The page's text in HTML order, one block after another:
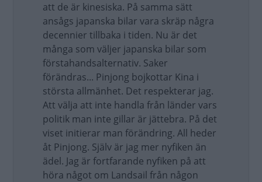
att de är kinesiska. På samma sätt
ansågs japanska bilar vara skräp några
decennier tillbaka i tiden. Nu är det
många som väljer japanska bilar som
förstahandsalternativ. Saker
förändras... Pinjong bojkottar Kina i
största allmänhet. Det respekterar jag.
Att välja att inte handla från länder vars
politik man inte gillar är jättebra. På det
viset initierar man förändring. All heder
åt Pinjong. Själv är jag mer nyfiken än
ädel. Jag är fortfarande nyfiken på att
höra något om Landsail från någon